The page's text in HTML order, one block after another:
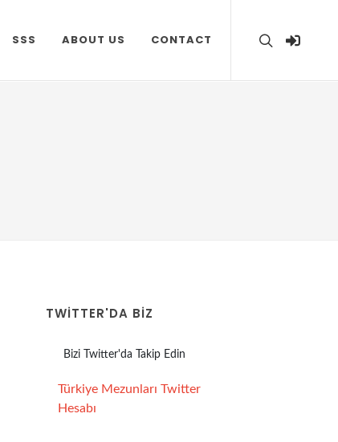
SSS ABOUT US CONTACT
TWITTER'DA BİZ
Bizi Twitter'da Takip Edin
Türkiye Mezunları Twitter
Hesabı